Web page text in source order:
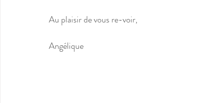
Au plaisir de vous re-voir,
Angélique